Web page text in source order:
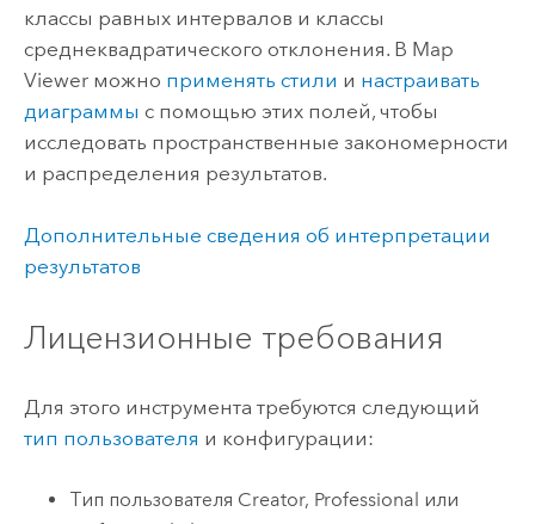
классы равных интервалов и классы
среднеквадратического отклонения. В Map
Viewerможно применять стили и настраивать
диаграммы с помощью этих полей, чтобы
исследовать пространственные закономерности
и распределения результатов.
Дополнительные сведения об интерпретации
результатов
Лицензионные требования
Для этого инструмента требуются следующий
тип пользователя и конфигурации:
Тип пользователя Creator, Professional или